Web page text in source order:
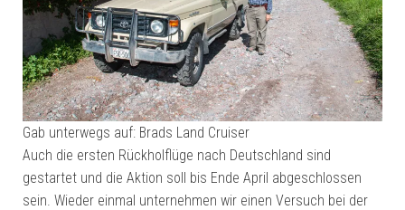
Gab unterwegs auf: Brads Land Cruiser
Auch die ersten Rückholflüge nach Deutschland sind
gestartet und die Aktion soll bis Ende April abgeschlossen
sein. Wieder einmal unternehmen wir einen Versuch bei der